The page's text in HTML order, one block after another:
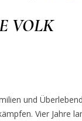
VOLK
und
Vier Jahre